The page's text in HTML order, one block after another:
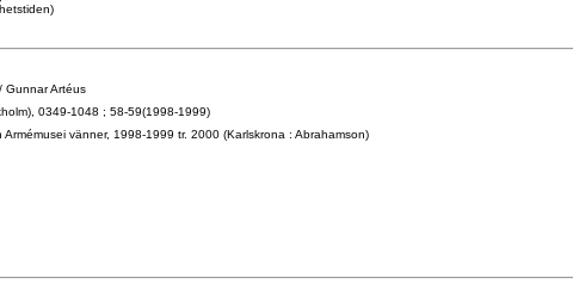
Gunnar Artéus
0349-1048 ; 58-59(1998-1999)
vänner, 1998-1999 tr. 2000 (Karlskrona : Abrahamson)